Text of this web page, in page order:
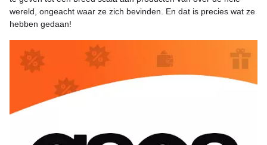
wereld, ongeacht waar ze zich bevinden. En dat is precies wat ze
hebben gedaan!